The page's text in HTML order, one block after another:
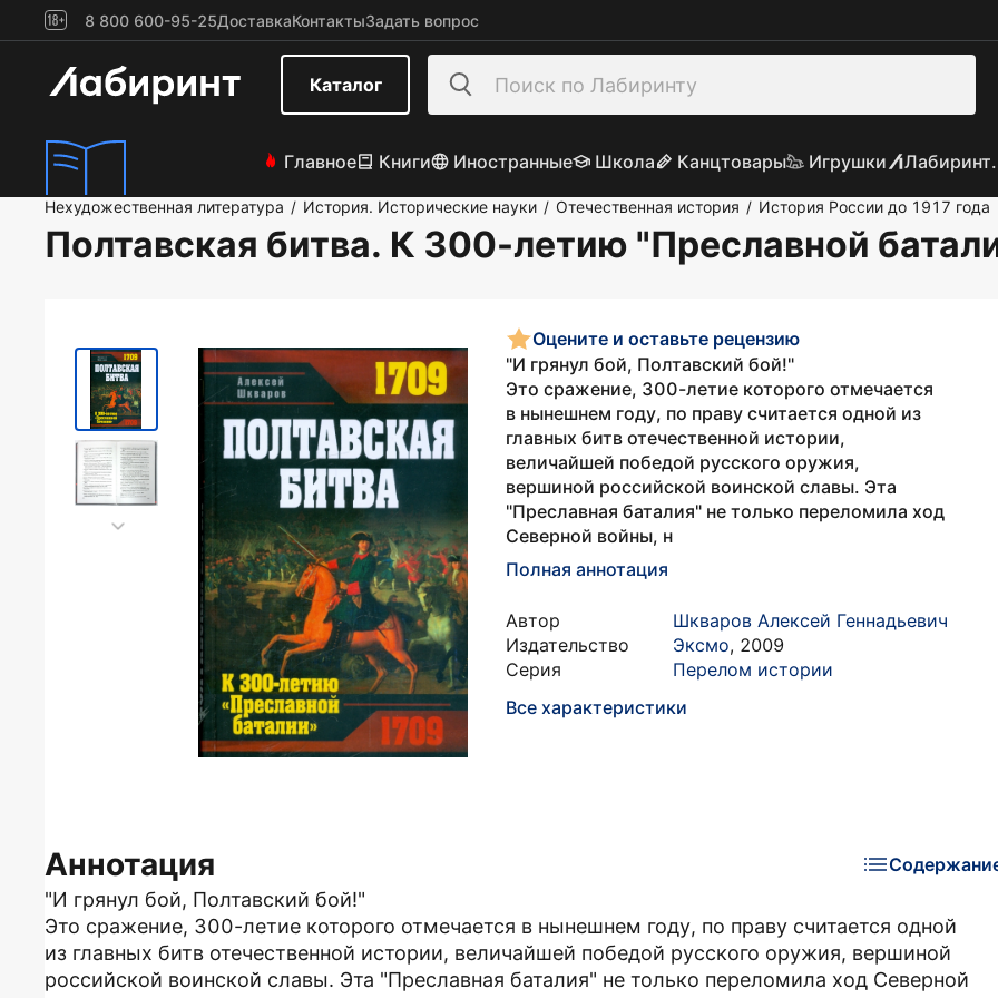
8 800 600-95-25ДоставкаКонтактыЗадать вопрос
Каталог
Главное Книги Иностранные Школа Канцтовары Игрушки
Нехудожественная литература / История. Исторические науки / Отечественная история / История России до 1917 года
Полтавская битва. К 300-летию "Преславной
Оцените и оставьте рецензию
"И грянул бой, Полтавский бой!"
Это сражение, 300-летие которого отмечается
в нынешнем году, по праву считается одной из
главных битв отечественной истории,
величайшей победой русского оружия,
вершиной российской воинской славы. Эта
"Преславная баталия" не только переломила ход
Северной войны, н
Полная аннотация
Автор
Шкваров Алексей Геннадьевич
Издательство
Эксмо, 2009
Серия
Перелом истории
Все характеристики
Аннотация
"И грянул бой, Полтавский бой!"
Это сражение, 300-летие которого отмечается в нынешнем году, по праву считается одной
из главных битв отечественной истории, величайшей победой русского оружия, вершиной
российской воинской славы. Эта "Преславная баталия" не только переломила ход Северной